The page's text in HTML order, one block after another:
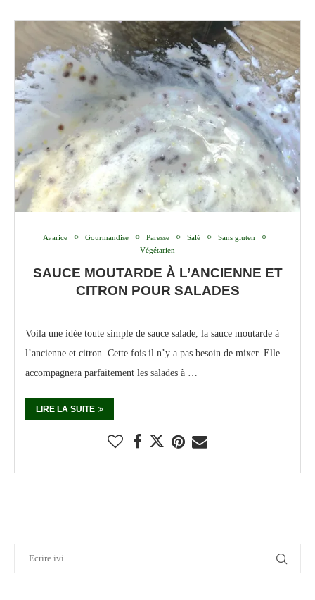
Avarice Gourmandise Paresse Salé
Sans gluten
Végétarien
SAUCE MOUTARDE À L’ANCIENNE ET
CITRON POUR SALADES
Voila une idée toute simple de sauce salade, la sauce moutarde à
l’ancienne et citron. Cette fois il n’y a pas besoin de mixer. Elle
accompagnera parfaitement les salades à …
LIRE LA SUITE